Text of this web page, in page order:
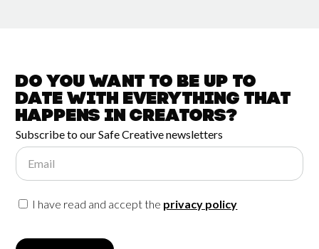
Do you want to be up to
date witheverything that
happens inCreators?
Subscribe to our Safe Creative newsletters
Email
I have read and accept the privacy policy